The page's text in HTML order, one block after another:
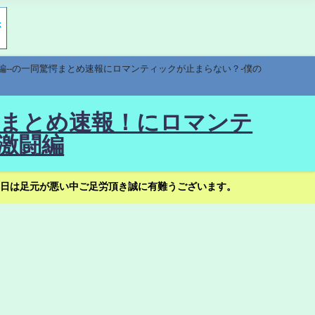
の一同驚愕まとめ速報にロマンティックが止まらない？-僕の
とめ速報！にロマンテ
闘編
足元が悪い中ご足労頂き誠に有難うございます。